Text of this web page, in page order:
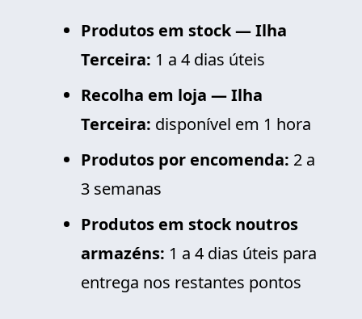
Produtos em stock — Ilha
Terceira: 1 a 4 dias úteis
Recolha em loja — Ilha
Terceira: disponível em 1 hora
Produtos por encomenda: 2 a
3 semanas
Produtos em stock noutros
armazéns: 1 a 4 dias úteis para
entrega nos restantes pontos